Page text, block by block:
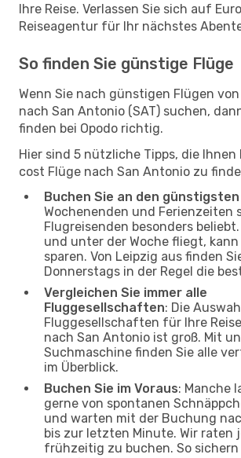
Ihre Reise. Verlassen Sie sich auf
Reiseagentur für Ihr nächstes
So finden Sie günstige Flüge
Wenn Sie nach günstigen Flügen
nach San Antonio (SAT) suchen,
finden bei Opodo richtig.
Hier sind 5 nützliche Tipps, die
cost Flüge nach San Antonio zu
Buchen Sie an den günstigsten
Wochenenden und Ferienzeiten
Flugreisenden besonders
und unter der Woche fliegt,
sparen. Von Leipzig aus finden
Donnerstags in der Regel die
Vergleichen Sie immer alle
Fluggesellschaften: Die
Fluggesellschaften für Ihre
nach San Antonio ist groß. Mit
Suchmaschine finden Sie alle
im Überblick.
Buchen Sie im Voraus: Manche
gerne von spontanen
und warten mit der Buchung
bis zur letzten Minute. Wir raten
frühzeitig zu buchen. So